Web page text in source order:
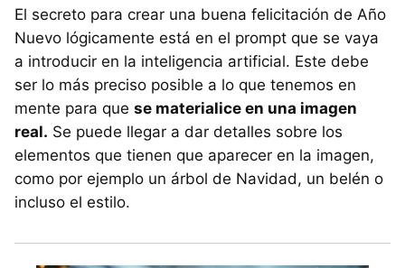
El secreto para crear una buena felicitación de Año
Nuevo lógicamente está en el prompt que se vaya
a introducir en la inteligencia artificial. Este debe
ser lo más preciso posible a lo que tenemos en
mente para que se materialice en una imagen
real. Se puede llegar a dar detalles sobre los
elementos que tienen que aparecer en la imagen,
como por ejemplo un árbol de Navidad, un belén o
incluso el estilo.